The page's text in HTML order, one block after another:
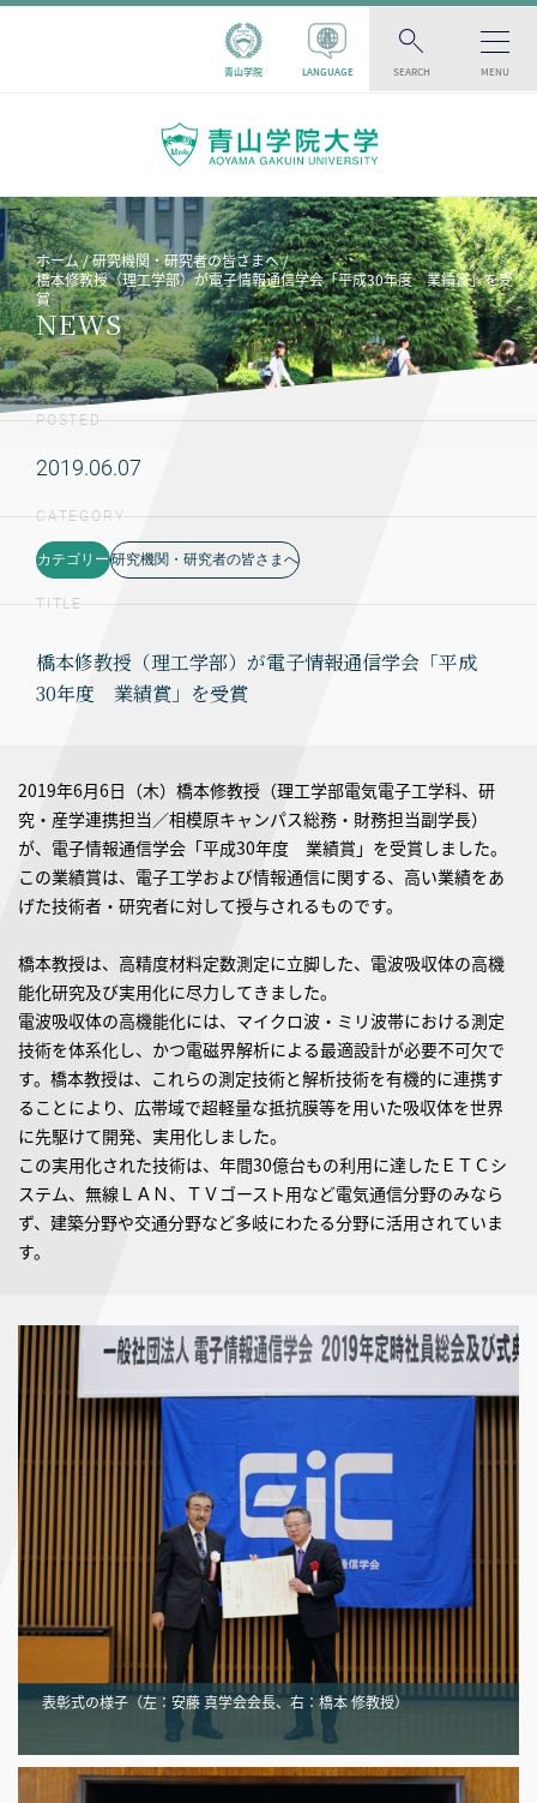
青山学院 LANGUAGE SEARCH MENU
ホーム
研究機関・研究者の皆さまへ
橋本修教授（理工学部）が電子情報通信学会「平成30年度 業績賞」を受
賞
NEWS
POSTED
2019.06.07
CATEGORY
カテゴリー 研究機関・研究者の皆さまへ
TITLE
橋本修教授（理工学部）が電子情報通信学会「平成
30年度 業績賞」を受賞
2019年6月6日（木）橋本修教授（理工学部電気電子工学科、研
究・産学連携担当／相模原キャンパス総務・財務担当副学長）
が、電子情報通信学会「平成30年度 業績賞」を受賞しました。
この業績賞は、電子工学および情報通信に関する、高い業績をあ
げた技術者・研究者に対して授与されるものです。
橋本教授は、高精度材料定数測定に立脚した、電波吸収体の高機
能化研究及び実用化に尽力してきました。
電波吸収体の高機能化には、マイクロ波・ミリ波帯における測定
技術を体系化し、かつ電磁界解析による最適設計が必要不可欠で
す。橋本教授は、これらの測定技術と解析技術を有機的に連携す
ることにより、広帯域で超軽量な抵抗膜等を用いた吸収体を世界
に先駆けて開発、実用化しました。
この実用化された技術は、年間30億台もの利用に達したＥＴＣシ
ステム、無線ＬＡＮ、ＴＶゴースト用など電気通信分野のみなら
ず、建築分野や交通分野など多岐にわたる分野に活用されていま
す。
表彰式の様子（左：安藤 真学会会長、右：橋本 修教授）